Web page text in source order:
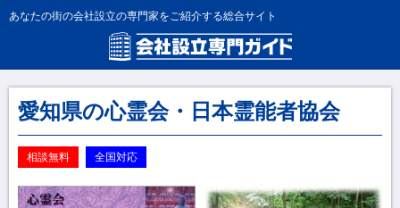
あなたの街の会社設立の専門家をご紹介する総合サイト
愛知県の心霊会・日本霊能者協会
相談無料 全国対応